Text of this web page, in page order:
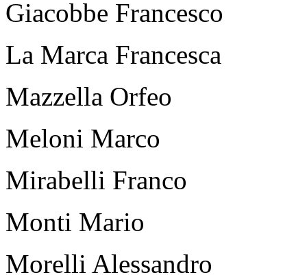
Giacobbe Francesco
La Marca Francesca
Mazzella Orfeo
Meloni Marco
Mirabelli Franco
Monti Mario
Morelli Alessandro